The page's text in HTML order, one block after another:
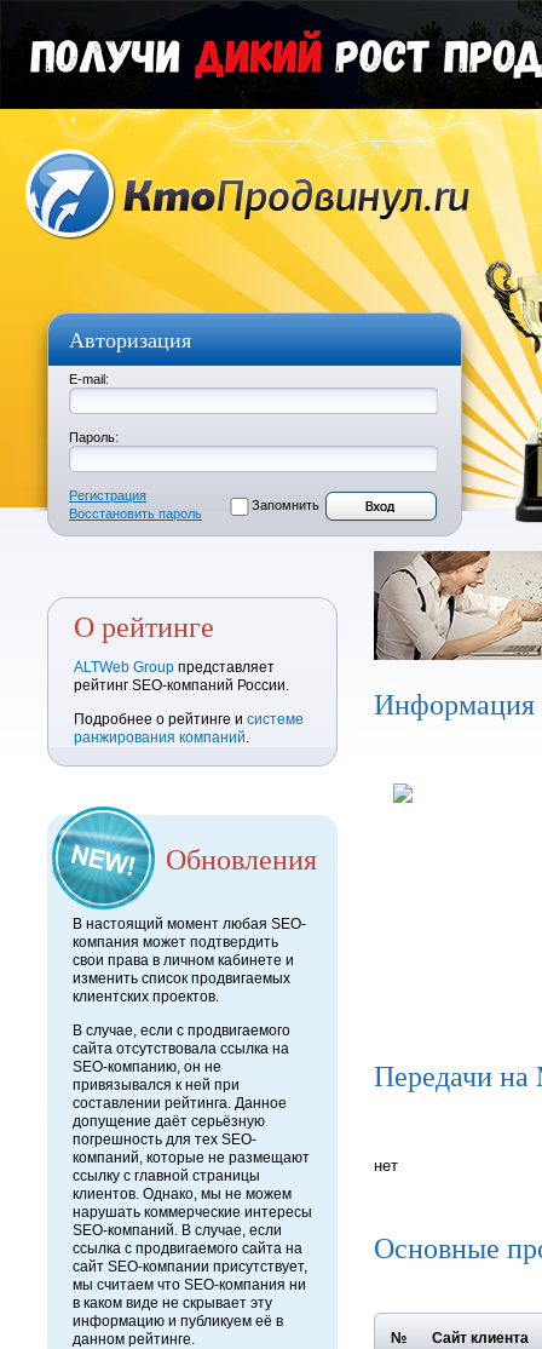
Авторизация
E-mail:
Пароль:
Регистрация
Восстановить пароль
Запомнить
О рейтинге
ALTWeb Group представляет
рейтинг SEO-компаний России.
Подробнее о рейтинге и системе
ранжирования компаний.
Обновления
В настоящий момент любая SEO-
компания может подтвердить
свои права в личном кабинете и
изменить список продвигаемых
клиентских проектов.
В случае, если с продвигаемого
сайта отсутствовала ссылка на
SEO-компанию, он не
привязывался к ней при
составлении рейтинга. Данное
допущение даёт серьёзную
погрешность для тех SEO-
компаний, которые не размещают
ссылку с главной страницы
клиентов. Однако, мы не можем
нарушать коммерческие интересы
SEO-компаний. В случае, если
ссылка с продвигаемого сайта на
сайт SEO-компании присутствует,
мы считаем что SEO-компания ни
в каком виде не скрывает эту
информацию и публикуем её в
данном рейтинге.
Информация
Передачи на
нет
Основные
№ Сайт клиента